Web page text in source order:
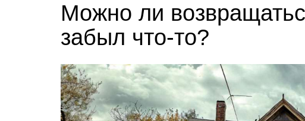
Можно ли
забыл что-то?